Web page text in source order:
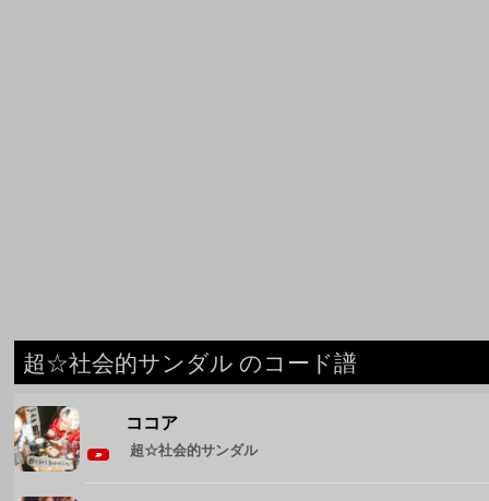
東京
超☆社会的サンダル
世界滅亡
超☆社会的サンダル